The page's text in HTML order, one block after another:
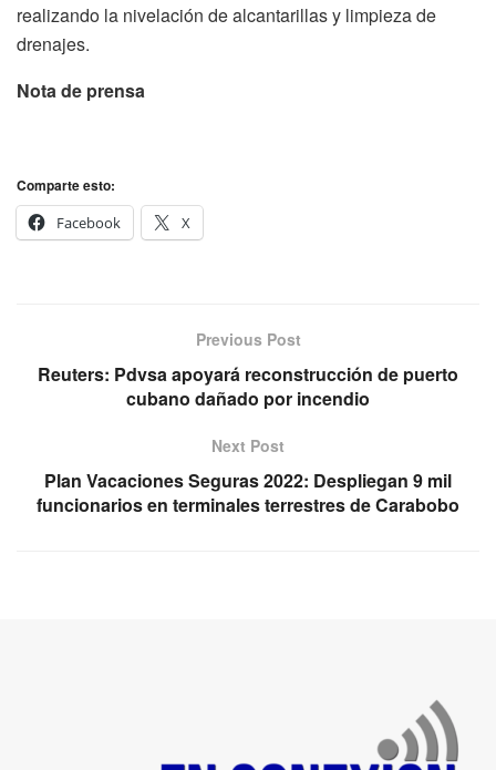
realizando la nivelación de alcantarillas y limpieza de
drenajes.
Nota de prensa
Comparte esto:
Facebook
X
Previous Post
Reuters: Pdvsa apoyará reconstrucción de puerto
cubano dañado por incendio
Next Post
Plan Vacaciones Seguras 2022: Despliegan 9 mil
funcionarios en terminales terrestres de Carabobo